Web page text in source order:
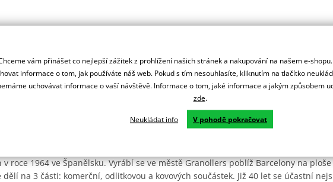
v roce 1964 ve Španělsku. Vyrábí se ve městě Granollers poblíž Barcelony na ploše
na 3 části: komerční, odlitkovou a kovových součástek. Již 40 let se účastní
vám přinášet co nejlepší zážitek z prohlížení našich stránek a nakupování na našem e-
informace o tom, jak používáte náš web. Pokud s tím nesouhlasíte, kliknutím na tlačítko
uchovávat informace o vaší návštěvě. Informace o tom, jaké informace a jakým způsobem
zde.
Neukládat info V pohodě pokračovat